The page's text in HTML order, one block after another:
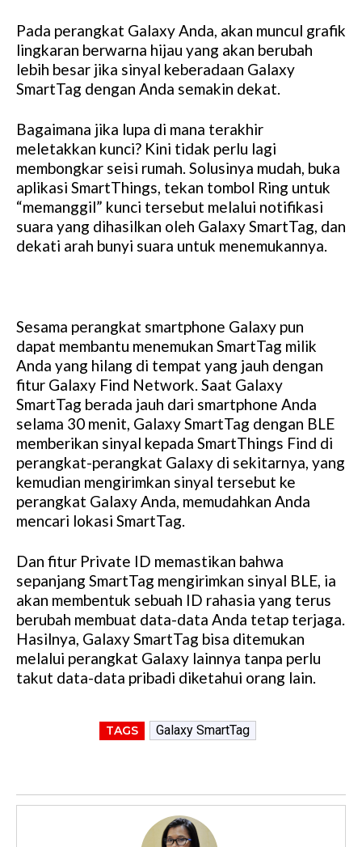
Pada perangkat Galaxy Anda, akan muncul grafik
lingkaran berwarna hijau yang akan berubah
lebih besar jika sinyal keberadaan Galaxy
SmartTag dengan Anda semakin dekat.
Bagaimana jika lupa di mana terakhir
meletakkan kunci? Kini tidak perlu lagi
membongkar seisi rumah. Solusinya mudah, buka
aplikasi SmartThings, tekan tombol Ring untuk
“memanggil” kunci tersebut melalui notifikasi
suara yang dihasilkan oleh Galaxy SmartTag, dan
dekati arah bunyi suara untuk menemukannya.
Sesama perangkat smartphone Galaxy pun
dapat membantu menemukan SmartTag milik
Anda yang hilang di tempat yang jauh dengan
fitur Galaxy Find Network. Saat Galaxy
SmartTag berada jauh dari smartphone Anda
selama 30 menit, Galaxy SmartTag dengan BLE
memberikan sinyal kepada SmartThings Find di
perangkat-perangkat Galaxy di sekitarnya, yang
kemudian mengirimkan sinyal tersebut ke
perangkat Galaxy Anda, memudahkan Anda
mencari lokasi SmartTag.
Dan fitur Private ID memastikan bahwa
sepanjang SmartTag mengirimkan sinyal BLE, ia
akan membentuk sebuah ID rahasia yang terus
berubah membuat data-data Anda tetap terjaga.
Hasilnya, Galaxy SmartTag bisa ditemukan
melalui perangkat Galaxy lainnya tanpa perlu
takut data-data pribadi diketahui orang lain.
TAGS Galaxy SmartTag